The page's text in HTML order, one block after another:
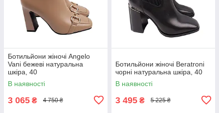
Ботильйони жіночі Angelo
Vani бежеві натуральна
шкіра, 40
В наявності
3 065 ₴ 4 750 ₴
Ботильйони жіночі Beratroni
чорні натуральна шкіра, 40
В наявності
3 495 ₴ 5 225 ₴